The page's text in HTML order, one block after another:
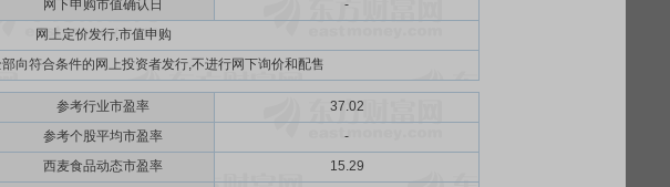
网下申购市值确认日 -
网上定价发行,市值申购
向符合条件的网上投资者发行,不进行网下询价和配售
参考行业市盈率
37.02
参考个股平均市盈率
-
西麦食品动态市盈率
15.29